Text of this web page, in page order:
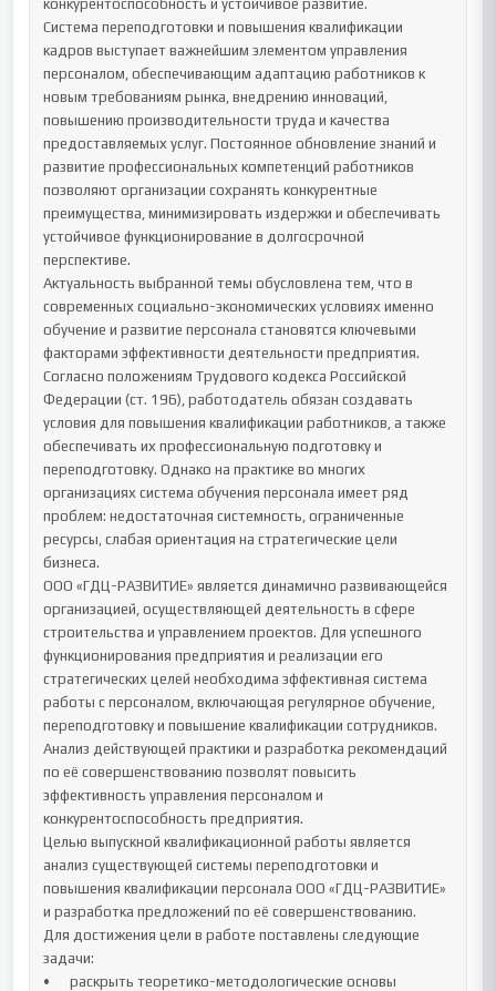
конкурентоспособность и устойчивое развитие.
Система переподготовки и повышения квалификации
кадров выступает важнейшим элементом управления
персоналом, обеспечивающим адаптацию работников к
новым требованиям рынка, внедрению инноваций,
повышению производительности труда и качества
предоставляемых услуг. Постоянное обновление знаний и
развитие профессиональных компетенций работников
позволяют организации сохранять конкурентные
преимущества, минимизировать издержки и обеспечивать
устойчивое функционирование в долгосрочной
перспективе.
Актуальность выбранной темы обусловлена тем, что в
современных социально-экономических условиях именно
обучение и развитие персонала становятся ключевыми
факторами эффективности деятельности предприятия.
Согласно положениям Трудового кодекса Российской
Федерации (ст. 196), работодатель обязан создавать
условия для повышения квалификации работников, а также
обеспечивать их профессиональную подготовку и
переподготовку. Однако на практике во многих
организациях система обучения персонала имеет ряд
проблем: недостаточная системность, ограниченные
ресурсы, слабая ориентация на стратегические цели
бизнеса.
ООО «ГДЦ-РАЗВИТИЕ» является динамично развивающейся
организацией, осуществляющей деятельность в сфере
строительства и управлением проектов. Для успешного
функционирования предприятия и реализации его
стратегических целей необходима эффективная система
работы с персоналом, включающая регулярное обучение,
переподготовку и повышение квалификации сотрудников.
Анализ действующей практики и разработка рекомендаций
по её совершенствованию позволят повысить
эффективность управления персоналом и
конкурентоспособность предприятия.
Целью выпускной квалификационной работы является
анализ существующей системы переподготовки и
повышения квалификации персонала ООО «ГДЦ-РАЗВИТИЕ»
и разработка предложений по её совершенствованию.
Для достижения цели в работе поставлены следующие
задачи:
•	раскрыть теоретико-методологические основы